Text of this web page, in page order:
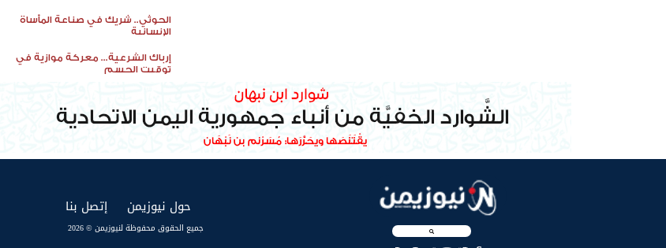
الحوثي.. شريك في صناعة المأساة
الإنسانية
إرباك الشرعية... معركة موازية في
توقيت الحسم
حول نيوزيمن إتصل بنا
جميع الحقوق محفوظة لنيوزيمن © 2026